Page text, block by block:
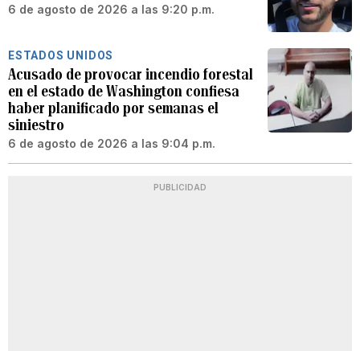
6 de agosto de 2026 a las 9:20 p.m.
ESTADOS UNIDOS
Acusado de provocar incendio forestal
en el estado de Washington confiesa
haber planificado por semanas el
siniestro
6 de agosto de 2026 a las 9:04 p.m.
PUBLICIDAD